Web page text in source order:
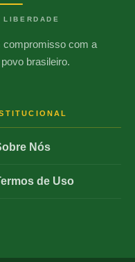
LIBERDADE
compromisso com a
brasileiro.
Nós
de Uso